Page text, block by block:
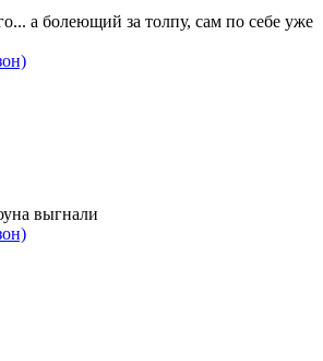
а болеющий за толпу, сам по себе уже
выгнали